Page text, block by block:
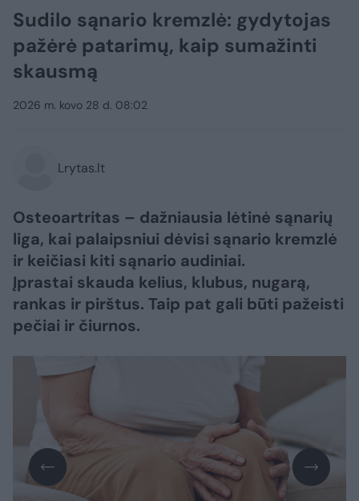
Sudilo sąnario kremzlė: gydytojas
pažėrė patarimų, kaip sumažinti
skausmą
2026 m. kovo 28 d. 08:02
Lrytas.lt
Osteoartritas – dažniausia lėtinė sąnarių
liga, kai palaipsniui dėvisi sąnario kremzlė
ir keičiasi kiti sąnario audiniai.
Įprastai skauda kelius, klubus, nugarą,
rankas ir pirštus. Taip pat gali būti pažeisti
pečiai ir čiurnos.